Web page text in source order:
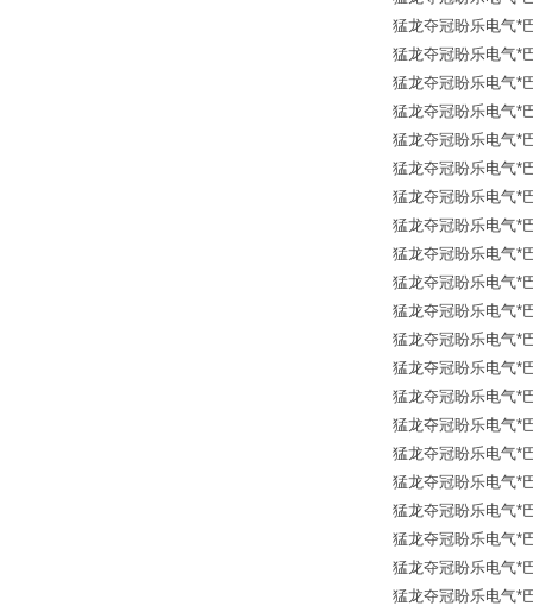
猛龙夺冠盼乐电气*
猛龙夺冠盼乐电气*
猛龙夺冠盼乐电气*
猛龙夺冠盼乐电气*
猛龙夺冠盼乐电气*
猛龙夺冠盼乐电气*
猛龙夺冠盼乐电气*
猛龙夺冠盼乐电气*
猛龙夺冠盼乐电气*
猛龙夺冠盼乐电气*
猛龙夺冠盼乐电气*
猛龙夺冠盼乐电气*
猛龙夺冠盼乐电气*
猛龙夺冠盼乐电气*
猛龙夺冠盼乐电气*
猛龙夺冠盼乐电气*
猛龙夺冠盼乐电气*
猛龙夺冠盼乐电气*
猛龙夺冠盼乐电气*
猛龙夺冠盼乐电气*
猛龙夺冠盼乐电气*